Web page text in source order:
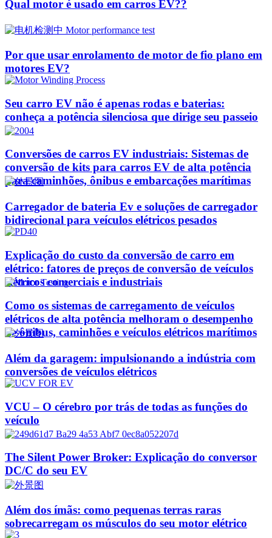
Qual motor é usado em carros EV??
Por que usar enrolamento de motor de fio plano em
motores EV?
Seu carro EV não é apenas rodas e baterias:
conheça a potência silenciosa que dirige seu passeio
Conversões de carros EV industriais: Sistemas de
conversão de kits para carros EV de alta potência
para caminhões, ônibus e embarcações marítimas
Carregador de bateria Ev e soluções de carregador
bidirecional para veículos elétricos pesados
Explicação do custo da conversão de carro em
elétrico: fatores de preços de conversão de veículos
elétricos comerciais e industriais
Como os sistemas de carregamento de veículos
elétricos de alta potência melhoram o desempenho
de ônibus, caminhões e veículos elétricos marítimos
Além da garagem: impulsionando a indústria com
conversões de veículos elétricos
VCU – O cérebro por trás de todas as funções do
veículo
The Silent Power Broker: Explicação do conversor
DC/C do seu EV
Além dos ímãs: como pequenas terras raras
sobrecarregam os músculos do seu motor elétrico